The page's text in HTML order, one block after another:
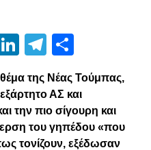
LinkedIn
Telegram
της Νέας Τούμπας,
ΑΣ και
την πιο σίγουρη και
του γηπέδου «που
τονίζουν, εξέδωσαν